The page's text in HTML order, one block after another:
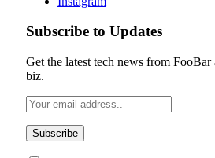
Subscribe to Updates
Get the latest tech news from FooBar
biz.